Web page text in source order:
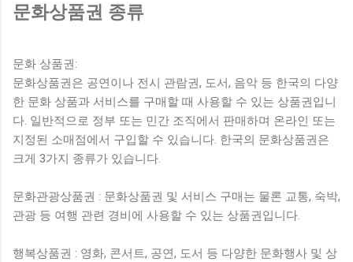
문화상품권 종류
문화 상품권:
문화상품권은 공연이나 전시 관람권, 도서, 음악 등 한국의 다양
한 문화 상품과 서비스를 구매할 때 사용할 수 있는 상품권입니
다. 일반적으로 정부 또는 민간 조직에서 판매하며 온라인 또는
지정된 소매점에서 구입할 수 있습니다. 한국의 문화상품권은
크게 3가지 종류가 있습니다.
문화관광상품권 : 문화상품권 및 서비스 구매는 물론 교통, 숙박,
관광 등 여행 관련 경비에 사용할 수 있는 상품권입니다.
행복상품권 : 영화, 콘서트, 공연, 도서 등 다양한 문화행사 및 상